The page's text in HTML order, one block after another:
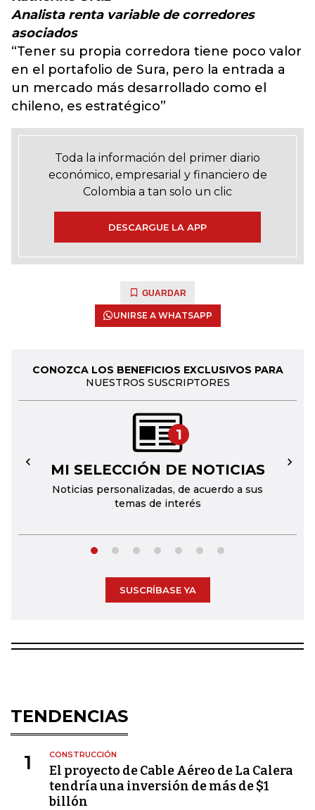
Analista renta variable de corredores
asociados
“Tener su propia corredora tiene poco valor
en el portafolio de Sura, pero la entrada a
un mercado más desarrollado como el
chileno, es estratégico”
Toda la información del primer diario
económico, empresarial y financiero de
Colombia a tan solo un clic
DESCARGUE LA APP
GUARDAR
UNIRSE A WHATSAPP
CONOZCA LOS BENEFICIOS EXCLUSIVOS PARA
NUESTROS SUSCRIPTORES
1
MI SELECCIÓN DE NOTICIAS
Noticias personalizadas, de acuerdo a sus
temas de interés
← →
SUSCRÍBASE YA
TENDENCIAS
1 CONSTRUCCIÓN
El proyecto de Cable Aéreo de La Calera
tendría una inversión de más de $1
billón